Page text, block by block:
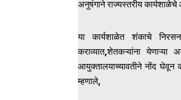
अनुषंगाने राज्यस्तरीय
या कार्यशाळेत शंकाचे
कराव्यात,शेतकऱ्यांना येणाऱ्या
आयुक्तालयाच्यावतीने नोंद घेवून
म्हणाले,